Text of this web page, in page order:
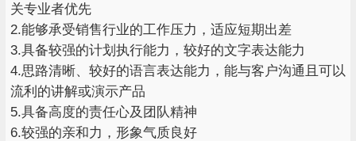
关专业者优先
2.能够承受销售行业的工作压力，适应短期出差
3.具备较强的计划执行能力，较好的文字表达能力
4.思路清晰、较好的语言表达能力，能与客户沟通且可以
流利的讲解或演示产品
5.具备高度的责任心及团队精神
6.较强的亲和力，形象气质良好